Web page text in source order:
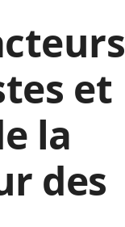
et
la
des